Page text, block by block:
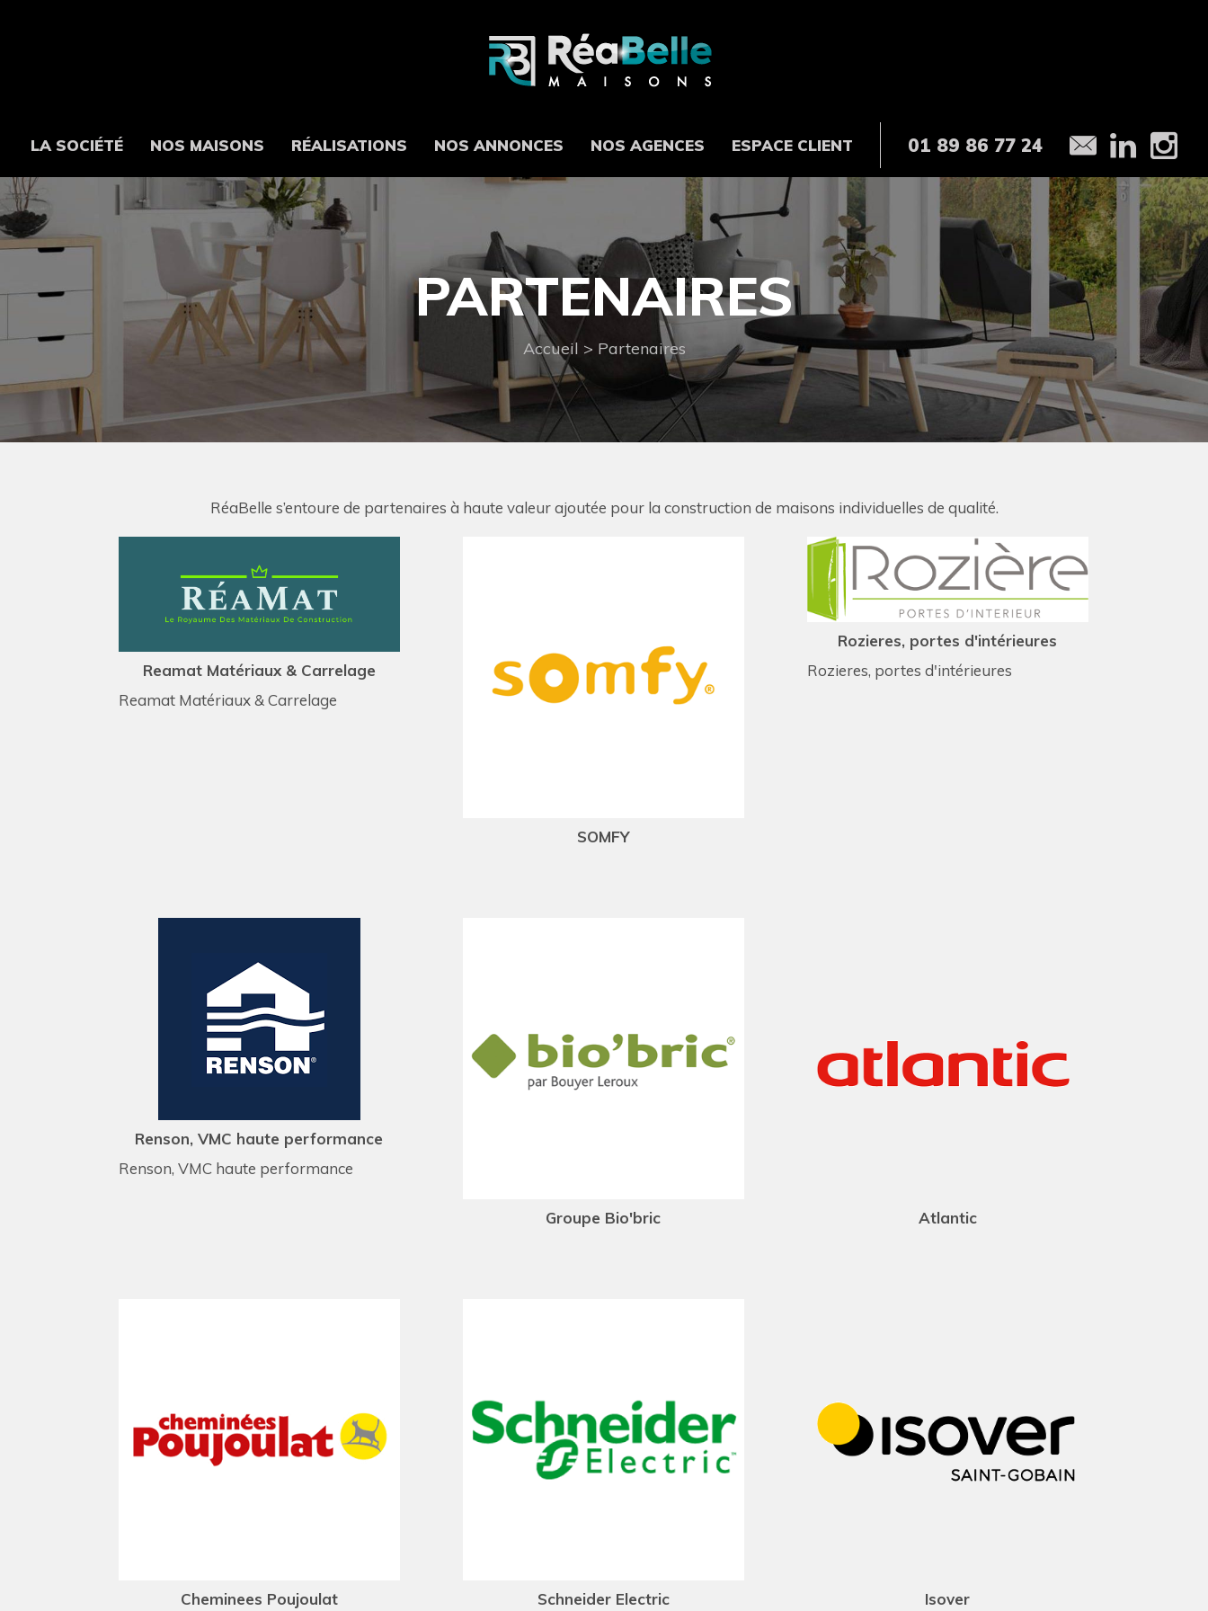
LA SOCIÉTÉ NOS MAISONS RÉALISATIONS NOS ANNONCES NOS AGENCES ESPACE CLIENT 01 89 86 77 24
PARTENAIRES
Accueil > Partenaires
RéaBelle s’entoure de partenaires à haute valeur ajoutée pour la construction de maisons individuelles de qualité.
Reamat Matériaux & Carrelage
Reamat Matériaux & Carrelage
SOMFY
Rozieres, portes d'intérieures
Rozieres, portes d'intérieures
Renson, VMC haute performance
Renson, VMC haute performance
Groupe Bio'bric Atlantic
Cheminees Poujoulat Schneider Electric Isover